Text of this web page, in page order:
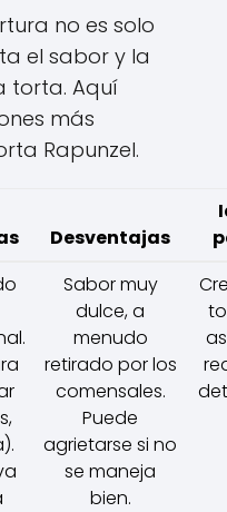
no es solo
el sabor y la
torta. Aquí
más
Rapunzel.
Desventajas
Sabor muy
dulce, a
menudo
retirado por los
comensales.
Puede
agrietarse si no
se maneja
bien.